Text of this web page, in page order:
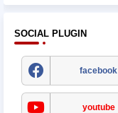
SOCIAL PLUGIN
facebook
youtube